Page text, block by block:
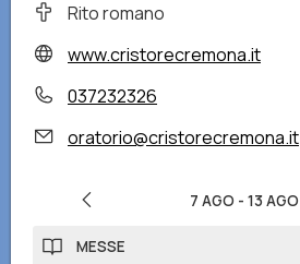
Rito romano
www.cristorecremona.it
037232326
oratorio@cristorecremona.it
7 AGO - 13 AGO
MESSE